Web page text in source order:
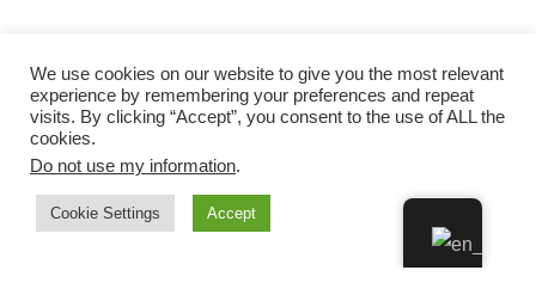
We use cookies on our website to give you the most relevant
experience by remembering your preferences and repeat
visits. By clicking “Accept”, you consent to the use of ALL the
cookies.
Do not use my information.
Cookie Settings Accept